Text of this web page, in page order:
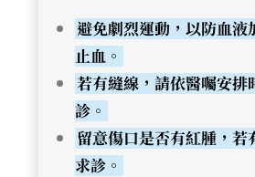
避免劇烈運動，以防血液
止血。
若有縫線，請依醫囑安排
診。
留意傷口是否有紅腫，若
求診。